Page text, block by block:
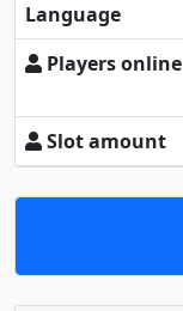
Language
Players online
Slot amount